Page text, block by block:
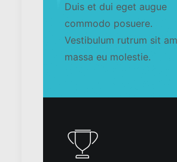
Duis et dui eget augue
commodo posuere.
Vestibulum rutrum sit
massa eu molestie.